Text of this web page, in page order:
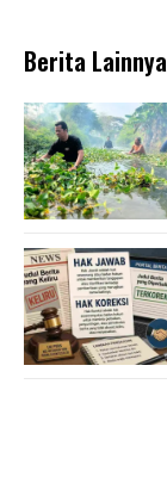
Berita Lainnya